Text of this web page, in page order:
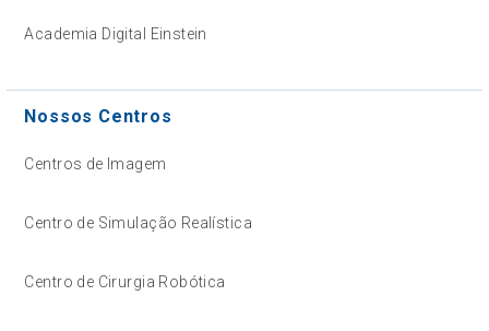
Academia Digital Einstein
Nossos Centros
Centros de Imagem
Centro de Simulação Realística
Centro de Cirurgia Robótica